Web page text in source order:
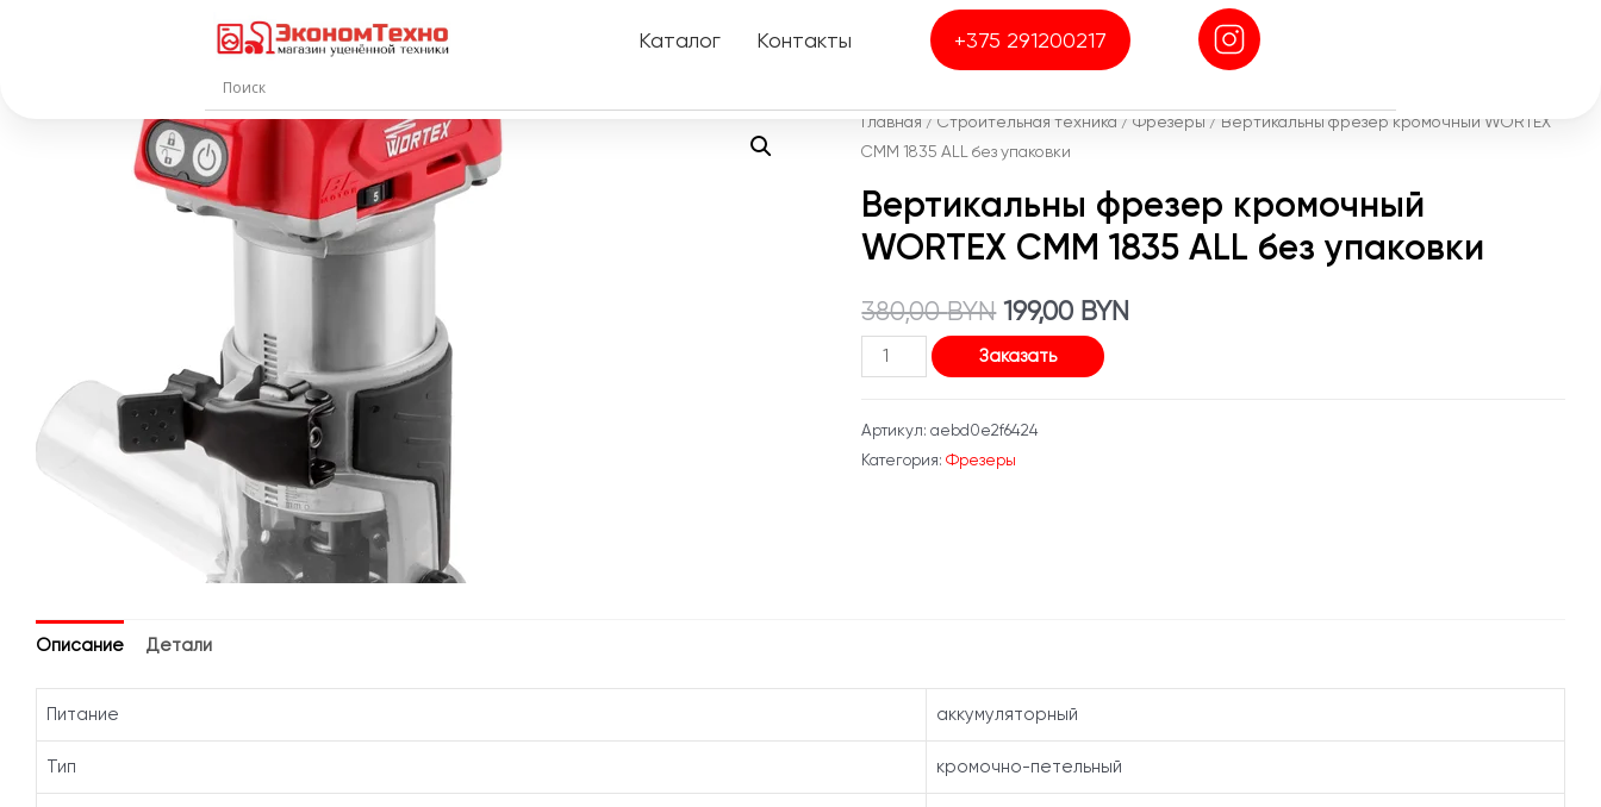
Каталог Контакты +375 291200217
Главная /Строительная техника /Фрезеры / Вертикальны фрезер кромочный WORTEX
CMM 1835 ALL без упаковки
Вертикальны фрезер кромочный
WORTEX CMM 1835 ALL без упаковки
380,00BYN Первоначальная
цена
380,00 BYN.
199,00 BYN
Количество
товара
фрезер
Заказать
Артикул:aebd0e2f6424
Категория:Фрезеры
Описание Детали
Питание аккумуляторный
Тип кромочно-петельный